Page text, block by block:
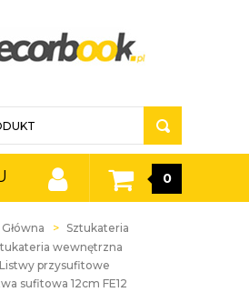
0
Sztukateria
wewnętrzna
Listwy przysufitowe
sufitowa 12cm FE12